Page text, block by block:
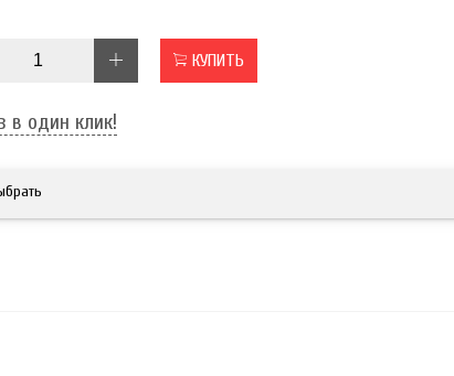
КУПИТЬ
в один клик!